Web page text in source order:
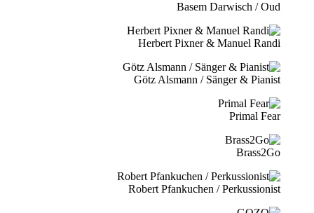
Basem Darwisch / Oud
Herbert Pixner & Manuel Randi
Götz Alsmann / Sänger & Pianist
Primal Fear
Brass2Go
Robert Pfankuchen / Perkussionist